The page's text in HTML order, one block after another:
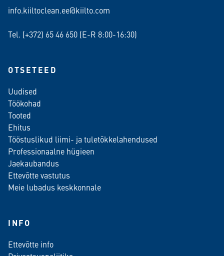
info.kiiltoclean.ee@kiilto.com
Tel. (+372) 65 46 650 (E-R 8:00-16:30)
OTSETEED
Uudised
Töökohad
Tooted
Ehitus
Tööstuslikud liimi- ja tuletõkkelahendused
Professionaalne hügieen
Jaekaubandus
Ettevõtte vastutus
Meie lubadus keskkonnale
INFO
Ettevõtte info